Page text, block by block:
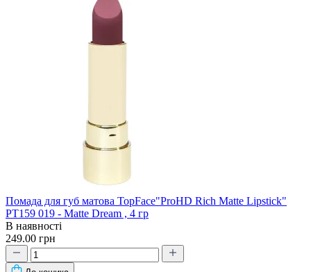
Помада для губ матова TopFace"ProHD Rich Matte Lipstick"
PT159 019 - Matte Dream , 4 гр
В наявності
249.00 грн